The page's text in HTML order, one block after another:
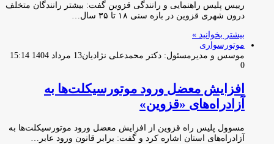
رییس پلیس راهنمایی و رانندگی قزوین گفت: بیشتر رانندگان متخلف
درون شهری قزوین در بازه سنی ۱۸ تا ۳۵ سال…
بیشتر بخوانید »
موتورسواری
موسس و مدیرمسئول: دکتر محمدعلی نژادیان13 مرداد 1404 15:14
0
افزایش معضل ورود موتورسیکلت‌ها به
آزادراه‌های «قزوین»
مسوول پلیس راه قزوین از افزایش معضل ورود موتورسیکلت‌ها به
آزادراه‌های استان اشاره کرد و گفت: برابر قانون ورود عابر…